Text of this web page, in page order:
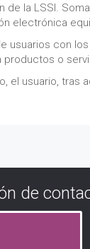
de la LSSI.
electrónica
usuarios con
productos o
el usuario, tras
de